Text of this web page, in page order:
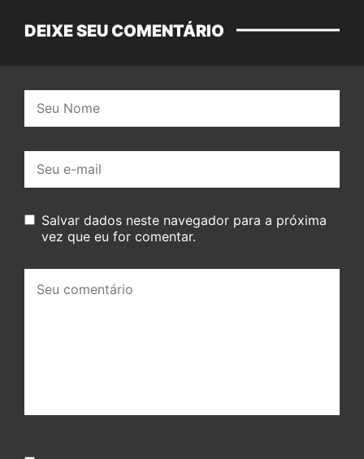
DEIXE SEU COMENTÁRIO
mail:
Salvar dados neste navegador para a próxima
vez que eu for comentar.
comentário: